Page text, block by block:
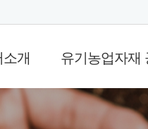
개 유기농업자재
유기농업자재 공